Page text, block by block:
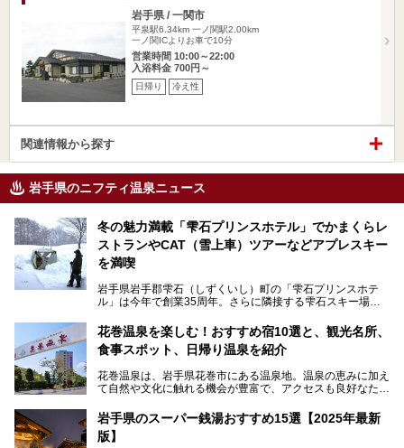
岩手県 / 一関市
平泉駅6.34km 一ノ関駅2.00km
一ノ関ICよりお車で10分
営業時間 10:00～22:00
入浴料金 700円～
日帰り 冷え性
関連情報から探す
岩手県のニフティ温泉ニュース
冬の魅力満載「雫石プリンスホテル」でかまくらレ
ストランやCAT（雪上車）ツアーなどアプレスキー
を満喫
岩手県岩手郡雫石（しずくいし）町の「雫石プリンスホテ
ル」は今年で創業35周年。さらに隣接する雫石スキー場は
の後"）の充実をはかり、テーマをSNOW（雪）＋NOVA
（新星）で「SNØVA（スノーヴァ）」としました！
喫できるパウダースノーの雫石。というわけで、「雫石プリ
ンスホテル」にお出かけして楽しめるアクティビティや温泉
───
提供元：株式会社西武・プリンスホテルズワールドワイド
花巻温泉を楽しむ！おすすめ宿10選と、観光名所、
食事スポット、日帰り温泉を紹介
花巻温泉は、岩手県花巻市にある温泉地。温泉の恵みに加え
て自然や文化に触れる機会が豊富で、アクセスも良好なた
この記事では、花巻温泉の魅力、おすすめの宿・注目すべき
観光スポット・味わい深い食事処・気軽に立ち寄れる日帰り
岩手県のスーパー銭湯おすすめ15選【2025年最新
版】